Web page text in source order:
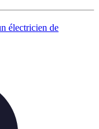
électricien de